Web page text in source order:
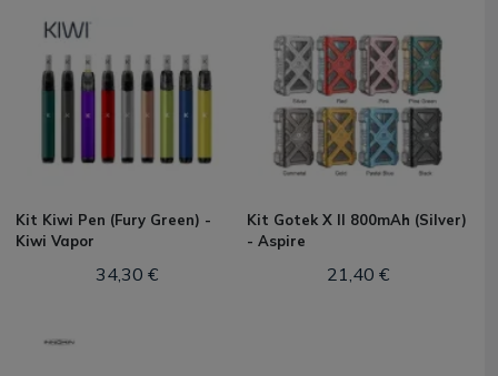
Kit Kiwi Pen (Fury Green) -
Kiwi Vapor
34,30 €
Kit Gotek X II 800mAh (Silver)
- Aspire
21,40 €